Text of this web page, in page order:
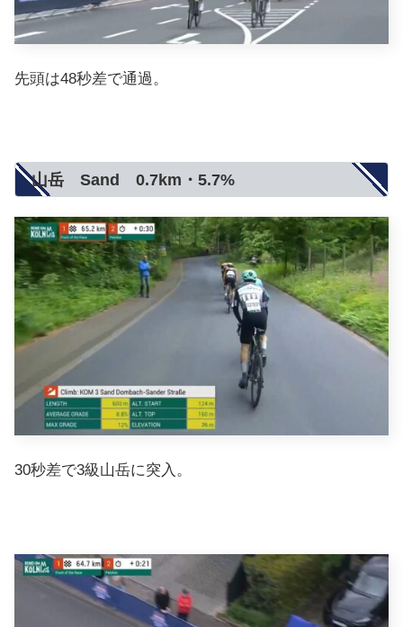
先頭は48秒差で通過。
山岳 Sand 0.7km・5.7%
30秒差で3級山岳に突入。